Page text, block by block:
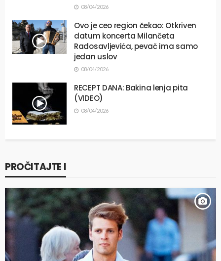
08/04/2026
Ovo je ceo region čekao: Otkriven
datum koncerta Milančeta
Radosavljevića, pevač ima samo
jedan uslov
08/04/2026
RECEPT DANA: Bakina lenja pita
(VIDEO)
08/04/2026
PROČITAJTE I